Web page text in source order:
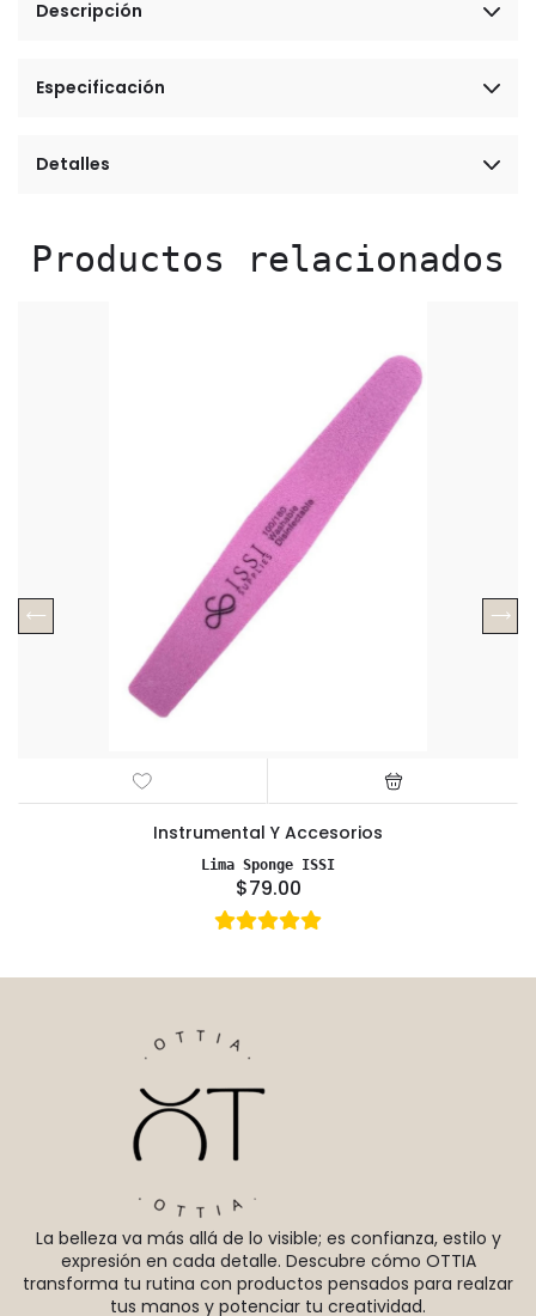
Descripción
Especificación
Detalles
Productos relacionados
Instrumental Y Accesorios
Lima Sponge ISSI
$79.00
La belleza va más allá de lo visible; es confianza, estilo y
expresión en cada detalle. Descubre cómo OTTIA
transforma tu rutina con productos pensados para realzar
tus manos y potenciar tu creatividad.